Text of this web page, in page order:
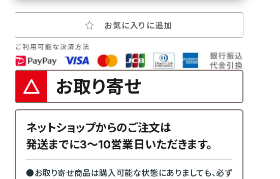
お気に入りに追加
お取り寄せ
ネットショップからのご注文は
発送までに3～10営業日いただきます。
●お取り寄せ商品は購入可能な状態にありましても、必ず